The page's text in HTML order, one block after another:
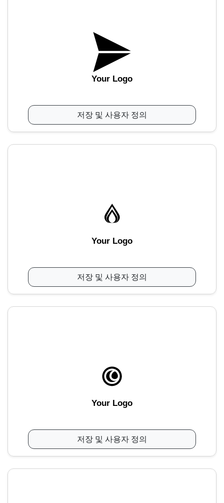
Your Logo
저장 및 사용자 정의
Your Logo
저장 및 사용자 정의
Your Logo
저장 및 사용자 정의